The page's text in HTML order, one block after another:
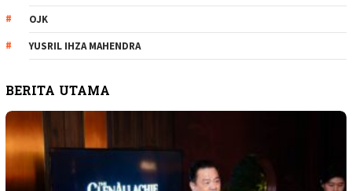
OJK
YUSRIL IHZA MAHENDRA
BERITA UTAMA